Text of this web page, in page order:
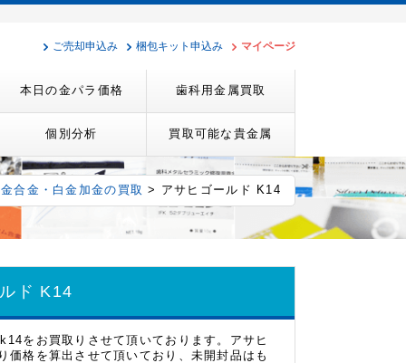
ご売却申込み 梱包キット申込み マイページ
本日の金パラ価格 歯科用金属買取
個別分析 買取可能な貴金属
金合金・白金加金の買取 > アサヒゴールド K14
ド K14
をお買取りさせて頂いております。アサヒ
格を算出させて頂いており、未開封品はも